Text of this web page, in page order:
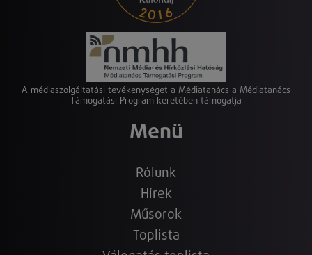
A médiaszolgáltatási tevékenységet a Médiatanács a Médiatanács
Támogatási Program keretében támogatja
Menü
Rólunk
Hírek
Műsorok
Toplista